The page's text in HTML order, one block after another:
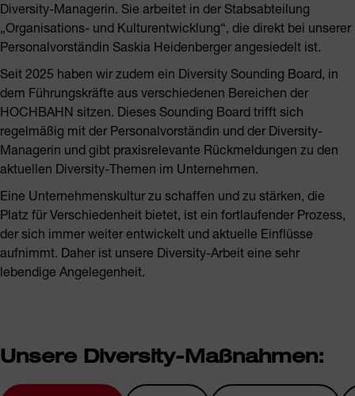
Diversity-Managerin. Sie arbeitet in der Stabsabteilung
„Organisations- und Kulturentwicklung“, die direkt bei unserer
Personalvorständin Saskia Heidenberger angesiedelt ist.
Seit 2025 haben wir zudem ein Diversity Sounding Board, in
dem Führungskräfte aus verschiedenen Bereichen der
HOCHBAHN sitzen. Dieses Sounding Board trifft sich
regelmäßig mit der Personalvorständin und der Diversity-
Managerin und gibt praxisrelevante Rückmeldungen zu den
aktuellen Diversity-Themen im Unternehmen.
Eine Unternehmenskultur zu schaffen und zu stärken, die
Platz für Verschiedenheit bietet, ist ein fortlaufender Prozess,
der sich immer weiter entwickelt und aktuelle Einflüsse
aufnimmt. Daher ist unsere Diversity-Arbeit eine sehr
lebendige Angelegenheit.
Unsere Diversity-Maßnahmen: